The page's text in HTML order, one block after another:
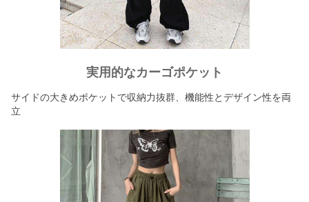
実用的なカーゴポケット
サイドの大きめポケットで収納力抜群、機能性とデザイン性を両
立